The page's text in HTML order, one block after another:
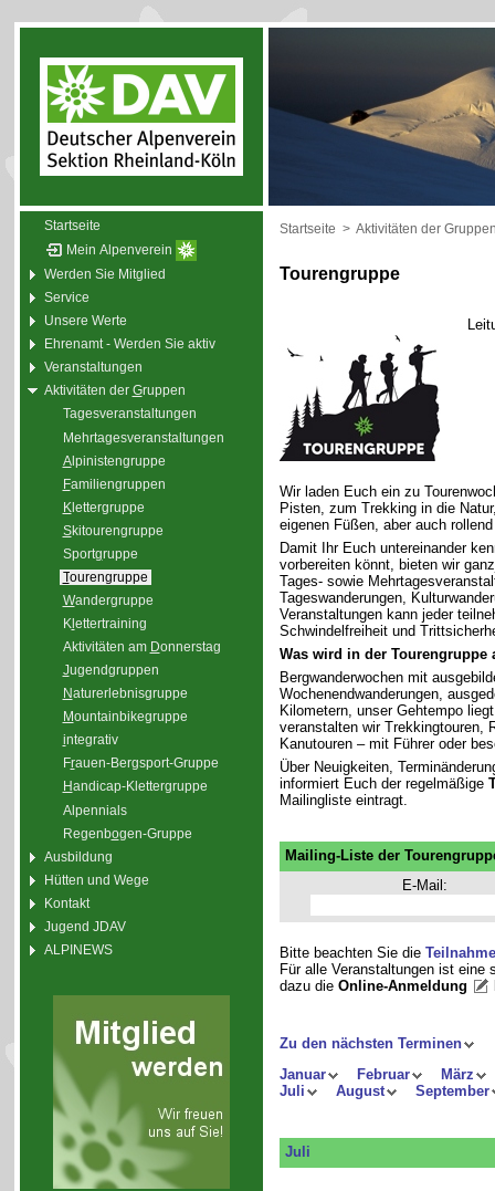
Startseite
Mein Alpenverein
Werden Sie Mitglied
Service
Unsere Werte
Ehrenamt - Werden Sie aktiv
Veranstaltungen
Aktivitäten der Gruppen
Tagesveranstaltungen
Mehrtagesveranstaltungen
Alpinistengruppe
Familiengruppen
Klettergruppe
Skitourengruppe
Sportgruppe
Tourengruppe
Wandergruppe
Kl ettertraining
Aktivitäten am Donnerstag
Jugendgruppen
Naturerlebnisgruppe
Mountainbikegruppe
integrativ
Frauen-Bergsport-Gruppe
Handicap-Klettergruppe
Alpennials
Regenbogen-Gruppe
Ausbildung
Hütten und Wege
Kontakt
Jugend JDAV
ALPINEWS
Startseite > Aktivitäten der
Tourengruppe
Wir laden Euch ein zu
Pisten, zum Trekking in die
eigenen Füßen, aber auch
Damit Ihr Euch untereinander
vorbereiten könnt, bieten wir
Tages- sowie
Tageswanderungen,
Veranstaltungen kann jeder
Schwindelfreiheit und
Was wird in der Tourengruppe
Bergwanderwochen mit
Wochenendwanderungen,
Kilometern, unser Gehtempo
veranstalten wir Trekkingtouren,
Kanutouren – mit Führer oder
Über Neuigkeiten,
informiert Euch der regelmäßige
Mailingliste eintragt.
Mailing-Liste der
E-Mail:
Bitte beachten Sie die
Für alle Veranstaltungen ist
dazu die Online-Anmeldung
Zu den nächsten Terminen
Januar
Februar
März
Juli
August September
Juli